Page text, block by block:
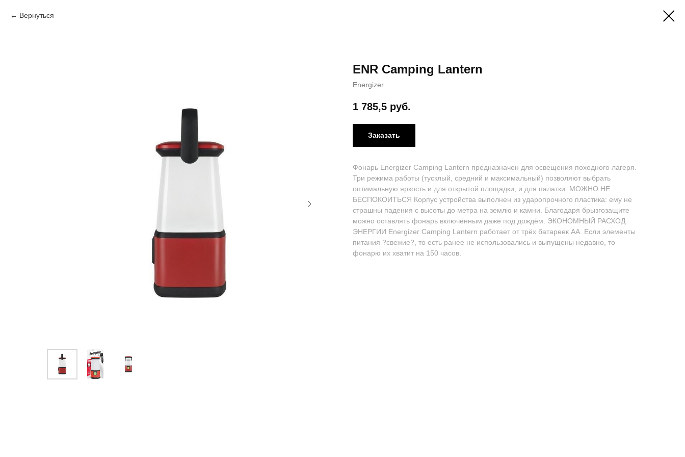
Вернуться
ENR Camping Lantern
Energizer
1 785,5 руб.
Заказать
Фонарь Energizer Camping Lantern предназначен для освещения походного лагеря.
Три режима работы (тусклый, средний и максимальный) позволяют выбрать
оптимальную яркость и для открытой площадки, и для палатки. МОЖНО НЕ
БЕСПОКОИТЬСЯ Корпус устройства выполнен из ударопрочного пластика: ему не
страшны падения с высоты до метра на землю и камни. Благодаря брызгозащите
можно оставлять фонарь включённым даже под дождём. ЭКОНОМНЫЙ РАСХОД
ЭНЕРГИИ Energizer Camping Lantern работает от трёх батареек АА. Если элементы
питания ?свежие?, то есть ранее не использовались и выпущены недавно, то
фонарю их хватит на 150 часов.